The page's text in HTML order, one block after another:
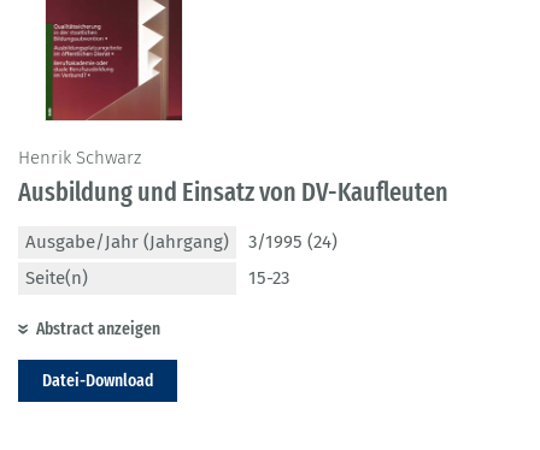
Henrik Schwarz
Ausbildung und Einsatz von DV-Kaufleuten
Ausgabe/Jahr (Jahrgang)
3/1995 (24)
Seite(n)
15-23
Abstract anzeigen
Datei-Download